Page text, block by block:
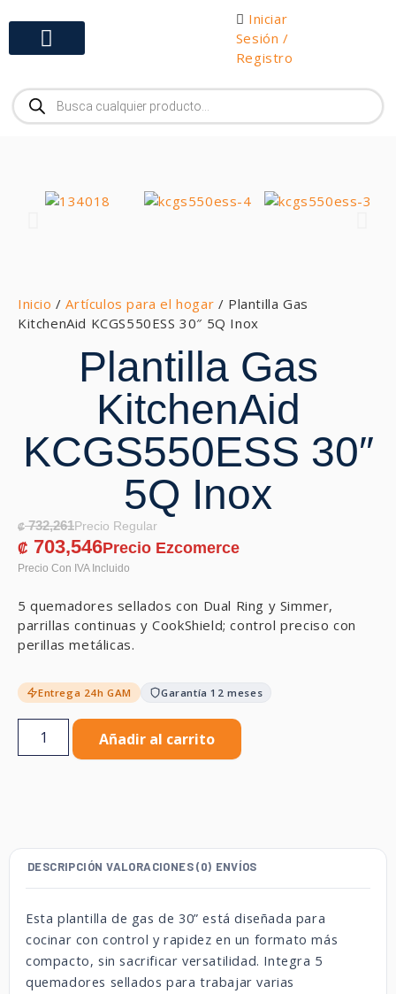
Iniciar
Sesión /
Registro
Inicio /Artículos para el hogar / Plantilla Gas
KitchenAid KCGS550ESS 30″ 5Q Inox
Plantilla Gas
KitchenAid
KCGS550ESS 30″
5Q Inox
₡732,261
₡ 703,546
5 quemadores sellados con Dual Ring y Simmer,
parrillas continuas y CookShield; control preciso con
perillas metálicas.
Entrega 24h GAM Garantía 12 meses
Añadir al carrito
DESCRIPCIÓN VALORACIONES (0) ENVÍOS
Esta plantilla de gas de 30” está diseñada para
cocinar con control y rapidez en un formato más
compacto, sin sacrificar versatilidad. Integra 5
quemadores sellados para trabajar varias